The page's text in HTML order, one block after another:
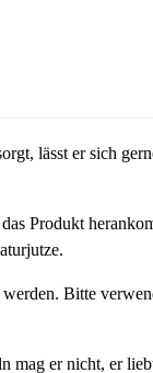
lässt er sich
Produkt
Bitte
mag er nicht, er